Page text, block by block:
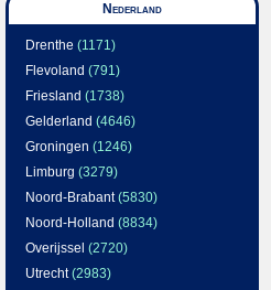
Nederland
Drenthe (1171)
Flevoland (791)
Friesland (1738)
Gelderland (4646)
Groningen (1246)
Limburg (3279)
Noord-Brabant(5830)
Noord-Holland (8834)
Overijssel (2720)
Utrecht(2983)